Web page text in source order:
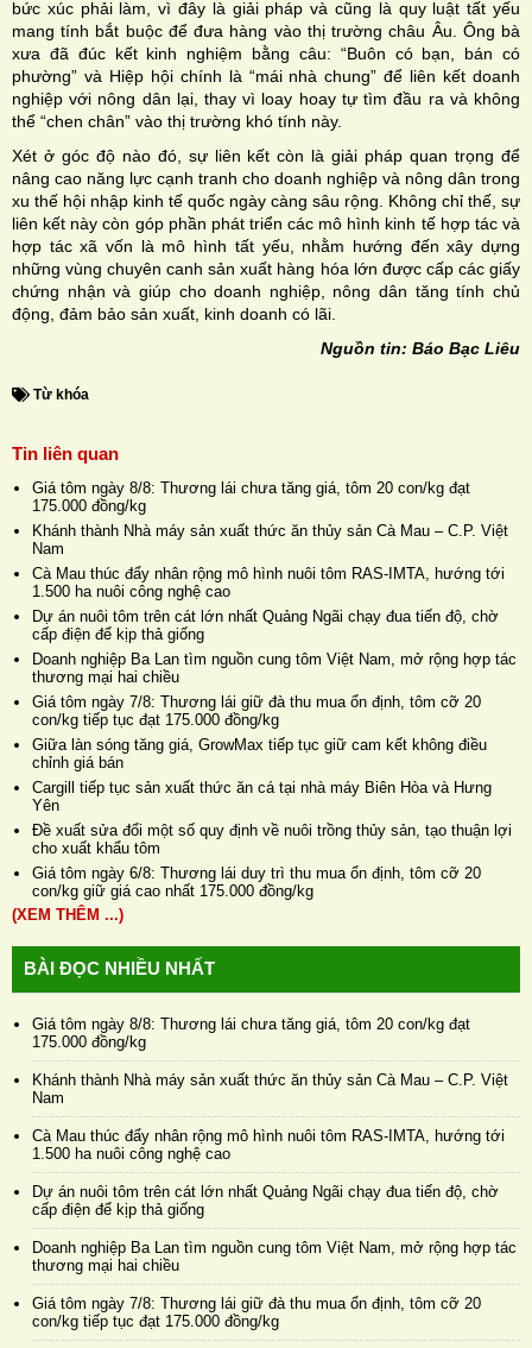
bức xúc phải làm, vì đây là giải pháp và cũng là quy luật tất yếu
mang tính bắt buộc để đưa hàng vào thị trường châu Âu. Ông bà
xưa đã đúc kết kinh nghiệm bằng câu: “Buôn có bạn, bán có
phường” và Hiệp hội chính là “mái nhà chung” để liên kết doanh
nghiệp với nông dân lại, thay vì loay hoay tự tìm đầu ra và không
thể “chen chân” vào thị trường khó tính này.
Xét ở góc độ nào đó, sự liên kết còn là giải pháp quan trọng để
nâng cao năng lực cạnh tranh cho doanh nghiệp và nông dân trong
xu thế hội nhập kinh tế quốc ngày càng sâu rộng. Không chỉ thế, sự
liên kết này còn góp phần phát triển các mô hình kinh tế hợp tác và
hợp tác xã vốn là mô hình tất yếu, nhằm hướng đến xây dựng
những vùng chuyên canh sản xuất hàng hóa lớn được cấp các giấy
chứng nhận và giúp cho doanh nghiệp, nông dân tăng tính chủ
động, đảm bảo sản xuất, kinh doanh có lãi.
Nguồn tin: Báo Bạc Liêu
Từ khóa
Tin liên quan
Giá tôm ngày 8/8: Thương lái chưa tăng giá, tôm 20 con/kg đạt
175.000 đồng/kg
Khánh thành Nhà máy sản xuất thức ăn thủy sản Cà Mau – C.P. Việt
Nam
Cà Mau thúc đẩy nhân rộng mô hình nuôi tôm RAS-IMTA, hướng tới
1.500 ha nuôi công nghệ cao
Dự án nuôi tôm trên cát lớn nhất Quảng Ngãi chạy đua tiến độ, chờ
cấp điện để kịp thả giống
Doanh nghiệp Ba Lan tìm nguồn cung tôm Việt Nam, mở rộng hợp tác
thương mại hai chiều
Giá tôm ngày 7/8: Thương lái giữ đà thu mua ổn định, tôm cỡ 20
con/kg tiếp tục đạt 175.000 đồng/kg
Giữa làn sóng tăng giá, GrowMax tiếp tục giữ cam kết không điều
chỉnh giá bán
Cargill tiếp tục sản xuất thức ăn cá tại nhà máy Biên Hòa và Hưng
Yên
Đề xuất sửa đổi một số quy định về nuôi trồng thủy sản, tạo thuận lợi
cho xuất khẩu tôm
Giá tôm ngày 6/8: Thương lái duy trì thu mua ổn định, tôm cỡ 20
con/kg giữ giá cao nhất 175.000 đồng/kg
(XEM THÊM ...)
BÀI ĐỌC NHIỀU NHẤT
Giá tôm ngày 8/8: Thương lái chưa tăng giá, tôm 20 con/kg đạt
175.000 đồng/kg
Khánh thành Nhà máy sản xuất thức ăn thủy sản Cà Mau – C.P. Việt
Nam
Cà Mau thúc đẩy nhân rộng mô hình nuôi tôm RAS-IMTA, hướng tới
1.500 ha nuôi công nghệ cao
Dự án nuôi tôm trên cát lớn nhất Quảng Ngãi chạy đua tiến độ, chờ
cấp điện để kịp thả giống
Doanh nghiệp Ba Lan tìm nguồn cung tôm Việt Nam, mở rộng hợp tác
thương mại hai chiều
Giá tôm ngày 7/8: Thương lái giữ đà thu mua ổn định, tôm cỡ 20
con/kg tiếp tục đạt 175.000 đồng/kg